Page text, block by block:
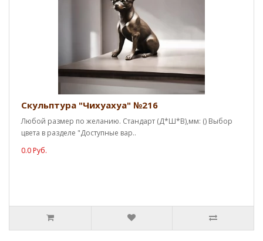
Скульптура "Чихуахуа" №216
Любой размер по желанию. Стандарт (Д*Ш*В),мм: () Выбор
цвета в разделе "Доступные вар..
0.0 Руб.